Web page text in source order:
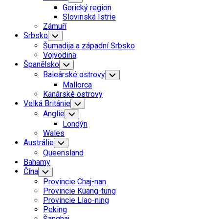
Child
Menu
Gorický region
Slovinská Istrie
Zámuří
Srbsko Toggle
Child
Menu
Šumadija a západní Srbsko
Vojvodina
Španělsko Toggle
Child
Menu
Baleárské ostrovy Toggle
Child
Mallorca
Kanárské ostrovy
Velká Británie Toggle
Child
Menu
Anglie Toggle
Child
Menu
Londýn
Wales
Austrálie Toggle
Child
Menu
Queensland
Bahamy
Čína Toggle
Child
Menu
Provincie Chaj-nan
Provincie Kuang-tung
Provincie Liao-ning
Peking